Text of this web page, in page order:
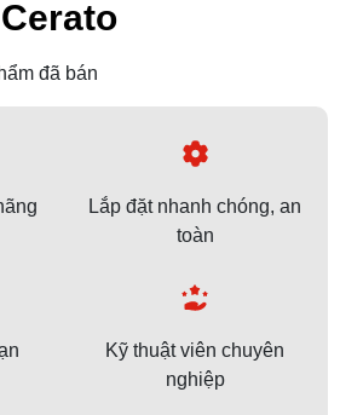
đã bán
Lắp đặt nhanh chóng, an
toàn
Kỹ thuật viên chuyên
nghiệp